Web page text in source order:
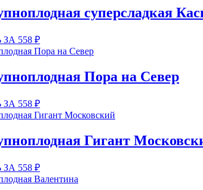
суперсладкая
558 ₽
Пора на Север
558 ₽
Гигант
558 ₽